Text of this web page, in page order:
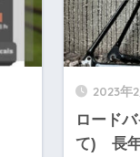
2023年
ロード
て) 長年